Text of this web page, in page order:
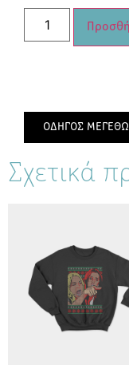
ΟΔΗΓΟΣ
Σχετικά